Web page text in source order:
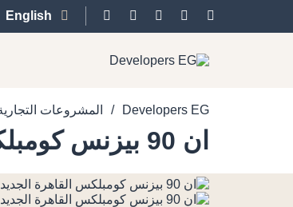
English
Developers EG
/ المشروعات
ان 90 بيزنس كومبلكس القاهرة الجديدة N90 Business Complex